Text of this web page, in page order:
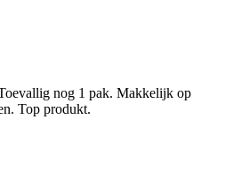
nog 1 pak. Makkelijk op
Top produkt.